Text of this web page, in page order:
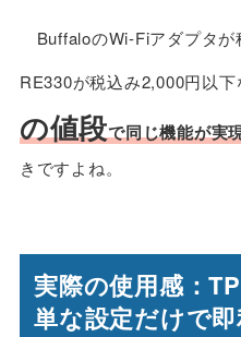
BuffaloのWi-Fiアダプタが
RE330が税込み2,000円以下
の値段で同じ機能が実
きですよね。
実際の使用感：
単な設定だけで